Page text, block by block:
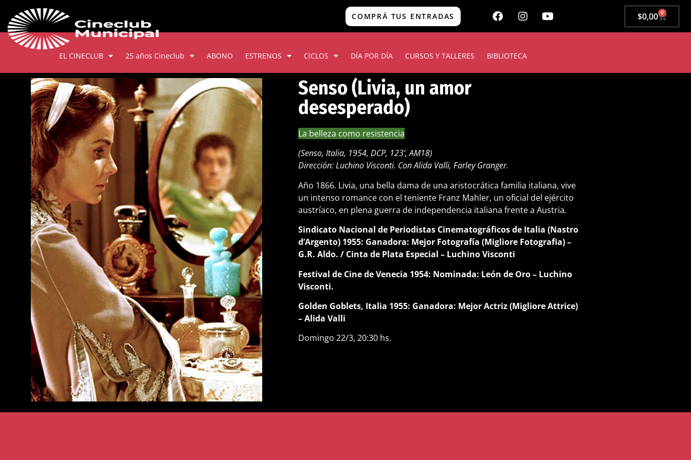
COMPRÁ TUS ENTRADAS $0,00 0
EL CINECLUB 25 años Cineclub ABONO ESTRENOS CICLOS DÍA POR DÍA CURSOS Y TALLERES BIBLIOTECA
Senso (Livia, un amor
desesperado)
La belleza como resistencia
(Senso, Italia, 1954, DCP, 123’, AM18)
Dirección: Luchino Visconti. Con Alida Valli, Farley Granger.
Año 1866. Livia, una bella dama de una aristocrática familia italiana, vive
un intenso romance con el teniente Franz Mahler, un oficial del ejército
austríaco, en plena guerra de independencia italiana frente a Austria.
Sindicato Nacional de Periodistas Cinematográficos de Italia (Nastro
d’Argento) 1955: Ganadora: Mejor Fotografía (Migliore Fotografia) –
G.R. Aldo. / Cinta de Plata Especial – Luchino Visconti
Festival de Cine de Venecia 1954: Nominada: León de Oro – Luchino
Visconti.
Golden Goblets, Italia 1955: Ganadora: Mejor Actriz (Migliore Attrice)
– Alida Valli
Domingo 22/3, 20:30 hs.